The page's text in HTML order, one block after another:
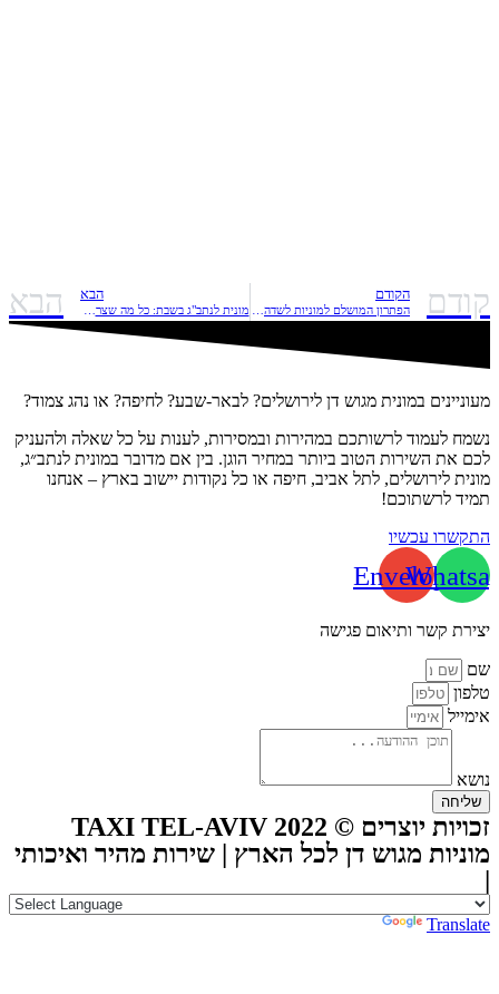
קודם הקודם
הפתרון המושלם למוניות לשדה התעופה: כל מה שצריך לדעת
הבא
מונית לנתב"ג בשבת: כל מה שצריך לדעת הבא
מעוניינים במונית מגוש דן לירושלים? לבאר-שבע? לחיפה? או נהג צמוד?
נשמח לעמוד לרשותכם במהירות ובמסירות, לענות על כל שאלה ולהעניק
לכם את השירות הטוב ביותר במחיר הוגן. בין אם מדובר במונית לנתב״ג,
מונית לירושלים, לתל אביב, חיפה או כל נקודות יישוב בארץ – אנחנו
תמיד לרשתוכם!
התקשרו עכשיו
Envelope
יצירת קשר ותיאום פגישה
שם
טלפון
אימייל
נושא
שליחה
מוניות מגוש דן לכל הארץ | שירות מהיר ואיכותי
|
Translate